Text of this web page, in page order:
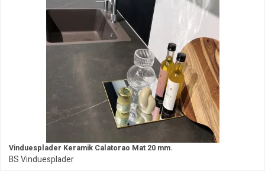
Vinduesplader Keramik Calatorao Mat 20 mm.
BS Vinduesplader